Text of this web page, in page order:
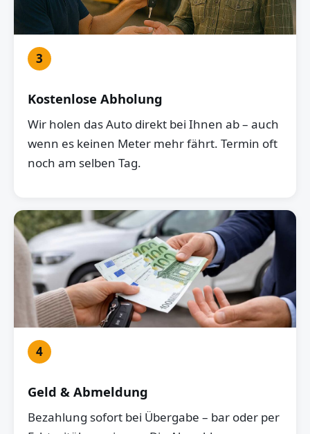
3
Kostenlose Abholung
Wir holen das Auto direkt bei Ihnen ab – auch
wenn es keinen Meter mehr fährt. Termin oft
noch am selben Tag.
4
Geld & Abmeldung
Bezahlung sofort bei Übergabe – bar oder per